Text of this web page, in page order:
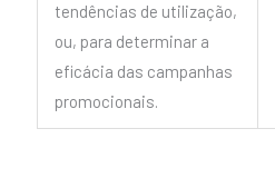
tendências de utilização,
ou, para determinar a
eficácia das campanhas
promocionais.